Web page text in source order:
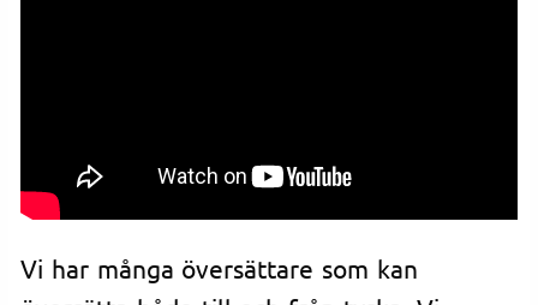
Vi har många översättare som kan